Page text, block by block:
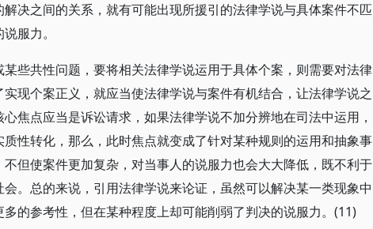
决之间的关系，就有可能出现所援引的法律学说与具体案件不匹
服力。
些共性问题，要将相关法律学说运用于具体个案，则需要对法律
现个案正义，就应当使法律学说与案件有机结合，让法律学说之
焦点应当是诉讼请求，如果法律学说不加分辨地在司法中运用，
性转化，那么，此时焦点就变成了针对某种规则的运用和抽象事
但使案件更加复杂，对当事人的说服力也会大大降低，既不利于
。总的来说，引用法律学说来论证，虽然可以解决某一类现象中
的参考性，但在某种程度上却可能削弱了判决的说服力。(11)